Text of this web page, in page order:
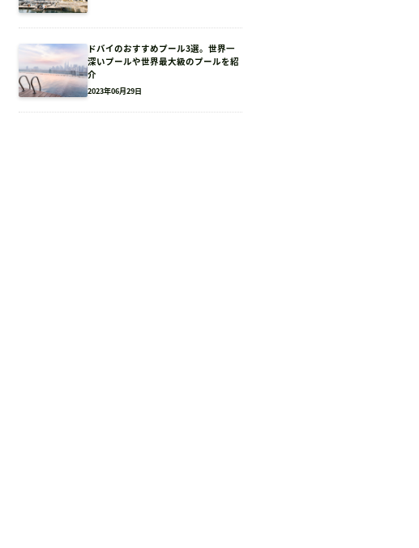
ドバイのおすすめプール3選。世界一
深いプールや世界最大級のプールを紹
介
2023年06月29日